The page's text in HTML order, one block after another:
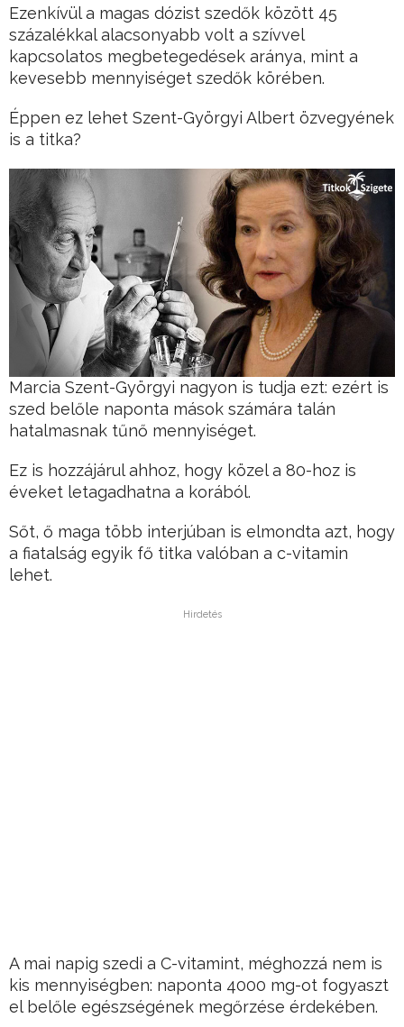
Ezenkívül a magas dózist szedők között 45
százalékkal alacsonyabb volt a szívvel
kapcsolatos megbetegedések aránya, mint a
kevesebb mennyiséget szedők körében.
Éppen ez lehet Szent-Györgyi Albert özvegyének
is a titka?
Marcia Szent-Györgyi nagyon is tudja ezt: ezért is
szed belőle naponta mások számára talán
hatalmasnak tűnő mennyiséget.
Ez is hozzájárul ahhoz, hogy közel a 80-hoz is
éveket letagadhatna a korából.
Sőt, ő maga több interjúban is elmondta azt, hogy
a fiatalság egyik fő titka valóban a c-vitamin
lehet.
Hirdetés
A mai napig szedi a C-vitamint, méghozzá nem is
kis mennyiségben: naponta 4000 mg-ot fogyaszt
el belőle egészségének megőrzése érdekében.